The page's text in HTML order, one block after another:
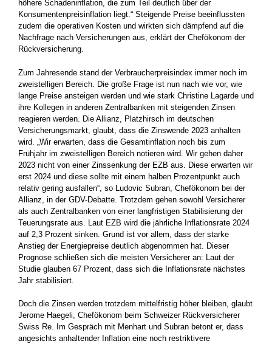
höhere Schadeninflation, die zum Teil deutlich über der
Konsumentenpreisinflation liegt.“ Steigende Preise beeinflussten
zudem die operativen Kosten und wirkten sich dämpfend auf die
Nachfrage nach Versicherungen aus, erklärt der Chefökonom der
Rückversicherung.
Zum Jahresende stand der Verbraucherpreisindex immer noch im
zweistelligen Bereich. Die große Frage ist nun nach wie vor, wie
lange Preise ansteigen werden und wie stark Christine Lagarde und
ihre Kollegen in anderen Zentralbanken mit steigenden Zinsen
reagieren werden. Die Allianz, Platzhirsch im deutschen
Versicherungsmarkt, glaubt, dass die Zinswende 2023 anhalten
wird. „Wir erwarten, dass die Gesamtinflation noch bis zum
Frühjahr im zweistelligen Bereich notieren wird. Wir gehen daher
2023 nicht von einer Zinssenkung der EZB aus. Diese erwarten wir
erst 2024 und diese sollte mit einem halben Prozentpunkt auch
relativ gering ausfallen“, so Ludovic Subran, Chefökonom bei der
Allianz, in der GDV-Debatte. Trotzdem gehen sowohl Versicherer
als auch Zentralbanken von einer langfristigen Stabilisierung der
Teuerungsrate aus. Laut EZB wird die jährliche Inflationsrate 2024
auf 2,3 Prozent sinken. Grund ist vor allem, dass der starke
Anstieg der Energiepreise deutlich abgenommen hat. Dieser
Prognose schließen sich die meisten Versicherer an: Laut der
Studie glauben 67 Prozent, dass sich die Inflationsrate nächstes
Jahr stabilisiert.
Doch die Zinsen werden trotzdem mittelfristig höher bleiben, glaubt
Jerome Haegeli, Chefökonom beim Schweizer Rückversicherer
Swiss Re. Im Gespräch mit Menhart und Subran betont er, dass
angesichts anhaltender Inflation eine noch restriktivere